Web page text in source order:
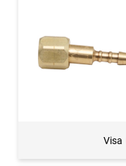
Visa